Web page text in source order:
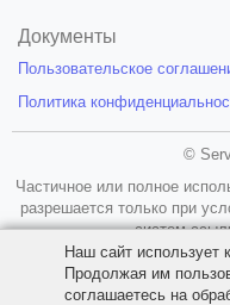
Документы
Пользовательское
Политика
©
Частичное или полное
разрешается только при
систем
Наш сайт использует
Продолжая им
соглашаетесь на